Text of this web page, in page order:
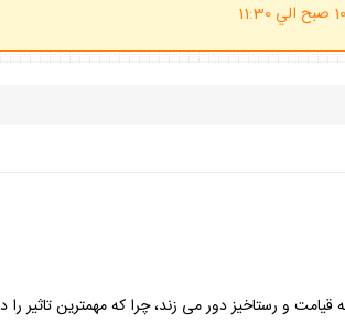
(ساعت پاسخگوي احكام شرعي 20 الي 21:30 شب10 صبح الي 11:30
و رستاخيز دور مى زند، چرا كه مهمترين تاثير را